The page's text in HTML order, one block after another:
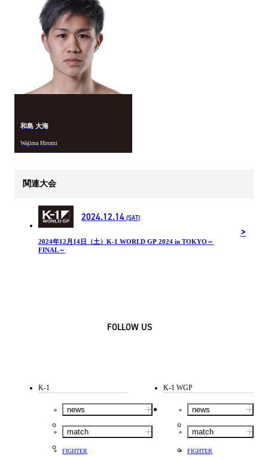
和島 大海
Wajima Hiromi
関連大会
2024.12.14 (SAT)
2024年12⽉14⽇（土）K-1 WORLD GP 2024 in TOKYO～
FINAL～
FOLLOW US
K-1
news
match
FIGHTER
K-1 WGP
news
match
FIGHTER